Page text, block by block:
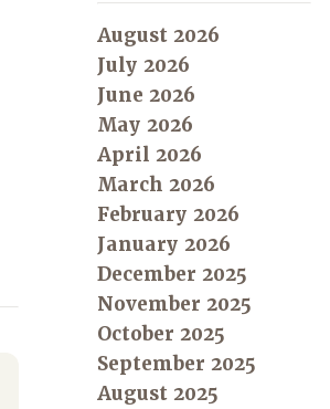
August 2026
July 2026
June 2026
May 2026
April 2026
March 2026
February 2026
January 2026
December 2025
November 2025
October 2025
September 2025
August 2025